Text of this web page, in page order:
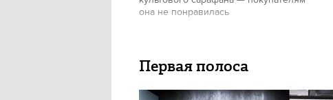
она не понравилась
Первая полоса